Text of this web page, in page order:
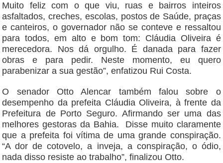
Muito feliz com o que viu, ruas e bairros inteiros
asfaltados, creches, escolas, postos de Saúde, praças
e canteiros, o governador não se conteve e ressaltou
para todos, em alto e bom tom: Cláudia Oliveira é
merecedora. Nos dá orgulho. É danada para fazer
obras e para pedir. Neste momento, eu quero
parabenizar a sua gestão”, enfatizou Rui Costa.
O senador Otto Alencar também falou sobre o
desempenho da prefeita Cláudia Oliveira, à frente da
Prefeitura de Porto Seguro. Afirmando ser uma das
melhores gestoras da Bahia. Disse muito claramente
que a prefeita foi vítima de uma grande conspiração.
“A dor de cotovelo, a inveja, a conspiração, o ódio,
nada disso resiste ao trabalho”, finalizou Otto.